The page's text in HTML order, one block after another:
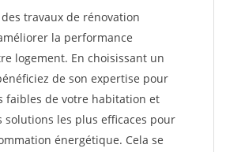
travaux de rénovation
la performance
logement. En choisissant un
de son expertise pour
faibles de votre habitation et
solutions les plus efficaces pour
énergétique. Cela se